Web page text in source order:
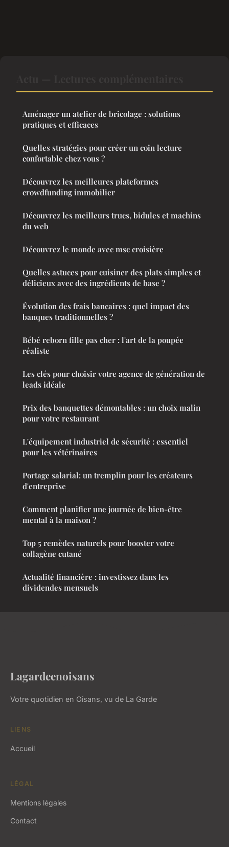
Aménager un atelier de bricolage : solutions
pratiques et efficaces
Quelles stratégies pour créer un coin lecture
confortable chez vous ?
Découvrez les meilleures plateformes
crowdfunding immobilier
Découvrez les meilleurs trucs, bidules et machins
du web
Découvrez le monde avec msc croisière
Quelles astuces pour cuisiner des plats simples et
délicieux avec des ingrédients de base ?
Évolution des frais bancaires : quel impact des
banques traditionnelles ?
Bébé reborn fille pas cher : l'art de la poupée
réaliste
Les clés pour choisir votre agence de génération de
leads idéale
Prix des banquettes démontables : un choix malin
pour votre restaurant
L'équipement industriel de sécurité : essentiel
pour les vétérinaires
Portage salarial: un tremplin pour les créateurs
d'entreprise
Comment planifier une journée de bien-être
mental à la maison ?
Top 5 remèdes naturels pour booster votre
collagène cutané
Actualité financière : investissez dans les
dividendes mensuels
Lagardeenoisans
Votre quotidien en Oisans, vu de La Garde
LIENS
Accueil
LÉGAL
Mentions légales
Contact